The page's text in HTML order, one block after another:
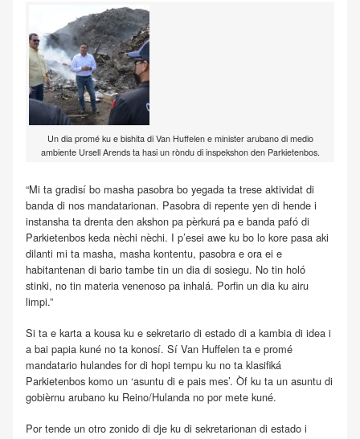
Un dia promé ku e bishita di Van Huffelen e minister arubano di medio
ambiente Ursell Arends ta hasi un ròndu di inspekshon den Parkietenbos.
“Mi ta gradisí bo masha pasobra bo yegada ta trese aktividat di
banda di nos mandatarionan. Pasobra di repente yen di hende i
instansha ta drenta den akshon pa pèrkurá pa e banda pafó di
Parkietenbos keda nèchi nèchi. I p’esei awe ku bo lo kore pasa aki
dilanti mi ta masha, masha kontentu, pasobra e ora ei e
habitantenan di bario tambe tin un dia di sosiegu. No tin holó
stinki, no tin materia venenoso pa inhalá. Porfin un dia ku airu
limpi.”
Si ta e karta a kousa ku e sekretario di estado di a kambia di idea i
a bai papia kuné no ta konosí. Sí Van Huffelen ta e promé
mandatario hulandes for di hopi tempu ku no ta klasifiká
Parkietenbos komo un ‘asuntu di e pais mes’. Òf ku ta un asuntu di
gobièrnu arubano ku Reino/Hulanda no por mete kuné.
Por tende un otro zonido di dje ku di sekretarionan di estado i